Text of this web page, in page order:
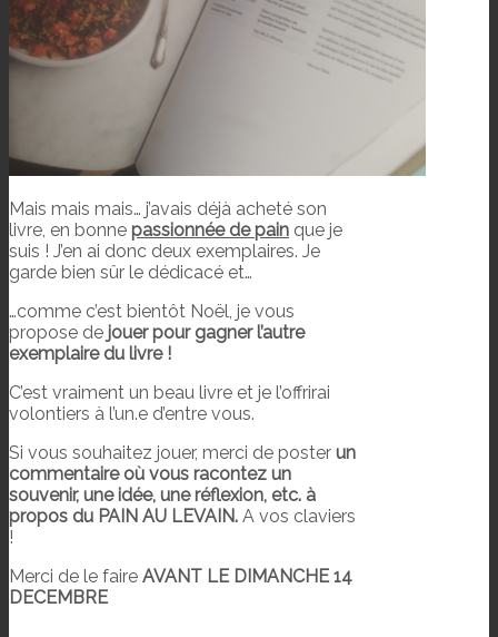
Mais mais mais… j’avais déjà acheté son
livre, en bonne passionnée de pain que je
suis ! J’en ai donc deux exemplaires. Je
garde bien sûr le dédicacé et…
…comme c’est bientôt Noël, je vous
propose de jouer pour gagner l’autre
exemplaire du livre !
C’est vraiment un beau livre et je l’offrirai
volontiers à l’un.e d’entre vous.
Si vous souhaitez jouer, merci de poster un
commentaire où vous racontez un
souvenir, une idée, une réflexion, etc. à
propos du PAIN AU LEVAIN. A vos claviers
!
Merci de le faire AVANT LE DIMANCHE 14
DECEMBRE